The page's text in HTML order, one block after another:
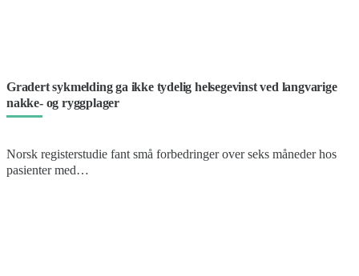
Gradert sykmelding ga ikke tydelig helsegevinst ved langvarige
nakke- og ryggplager
Norsk registerstudie fant små forbedringer over seks måneder hos
pasienter med…